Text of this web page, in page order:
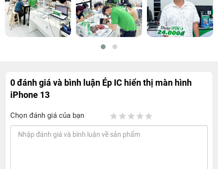
0 đánh giá và bình luận Ép IC hiển thị màn hình
iPhone 13
Chọn đánh giá của bạn